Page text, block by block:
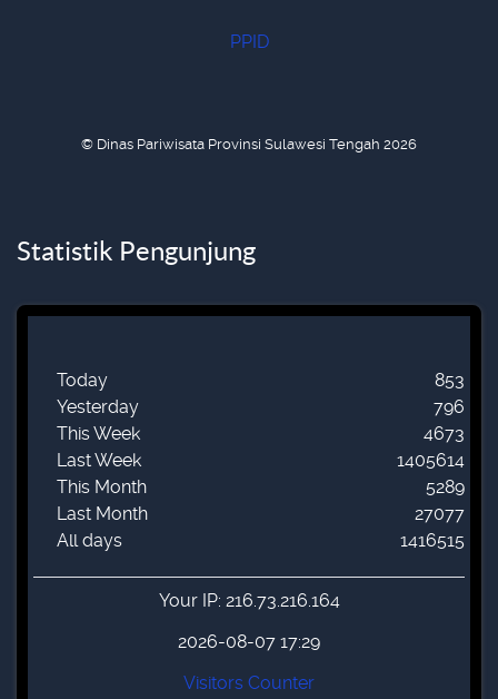
PPID
© Dinas Pariwisata Provinsi Sulawesi Tengah 2026
Statistik Pengunjung
Today
Yesterday
This Week
Last Week
This Month
Last Month
All days
853
796
4673
1405614
5289
27077
1416515
Your IP: 216.73.216.164
2026-08-07 17:29
Visitors Counter